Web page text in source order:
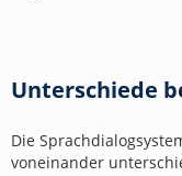
Unterschiede
Die
voneinander